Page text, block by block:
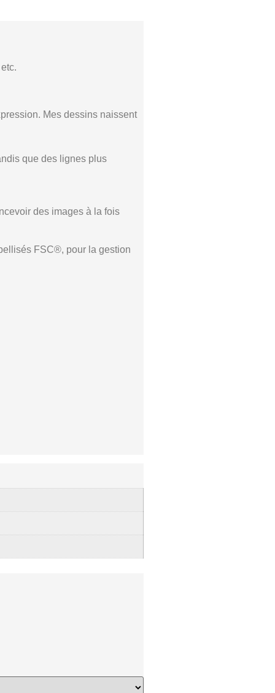
Mes dessins naissent
que des lignes plus
des images à la fois
FSC®, pour la gestion